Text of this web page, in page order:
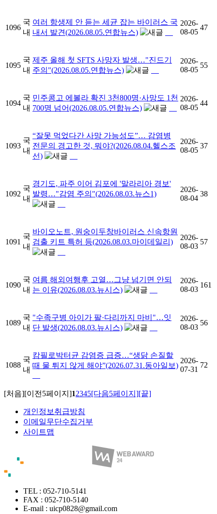
1096
국
내
여러 항생제 안 듣는 세균 잡는 바이러스 국
내서 발견(2026.08.05.연합뉴스)
2026-
08-05
47
1095
국
내
제주 올해 첫 SFTS 사망자 발생…"진드기
주의"(2026.08.05.연합뉴스)
2026-
08-05
55
1094
국
내
민주콩고 에볼라 확진 3천800명·사망도 1천
700명 넘어(2026.08.05.연합뉴스)
2026-
08-05
44
1093
국
내
“잘못 먹었다간 사망 가능성도”… 감염병
전문의 경고한 것, 뭐야?(2026.08.04.헬스조
선)
2026-
08-05
37
1092
국
내
경기도, 파주 이어 김포에 '말라리아 경보'
발령…"감염 주의"(2026.08.03.뉴스1)
2026-
08-04
38
1091
국
내
바이오노트, 원숭이두창바이러스 신속항원
검출 키트 특허 등(2026.08.03.마이데일리)
2026-
08-03
57
1090
국
내
여름 해외여행후 고열…그냥 넘기면 안되
는 이유(2026.08.03.뉴시스)
2026-
08-03
161
1089
국
내
"수족구병 아이가 팔·다리까지 마비"…잇
단 발생(2026.08.03.뉴시스)
2026-
08-03
56
1088
국
내
캄필로박터균 감염증 급증…“생닭 손질할
때 물 튀지 않게 해야”(2026.07.31.동아일보)
2026-
07-31
72
[처음][이전5페이지]12345[다음5페이지][끝]
개인정보취급방침
이메일무단수집거부
사이트맵
TEL : 052-710-5141
FAX : 052-710-5140
E-mail : uicp0828@gmail.com